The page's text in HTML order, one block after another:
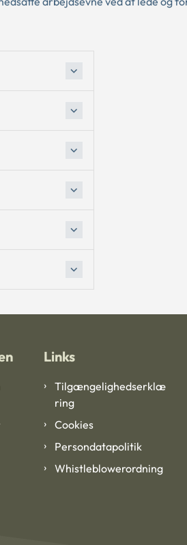
Links
Tilgængelighedserklæ
ring
Cookies
Persondatapolitik
Whistleblowerordning